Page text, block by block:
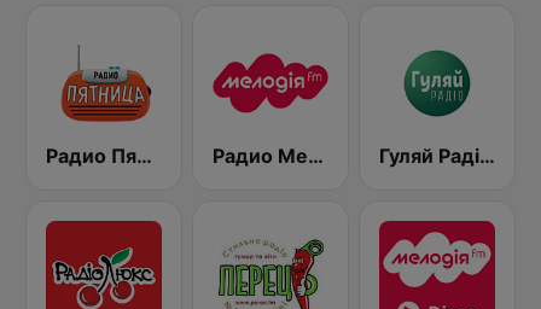
Радио Пятница (Pyatnica) Радио Мелодия (Radio Melodia) Гуляй Радіо (Guliay Radio)